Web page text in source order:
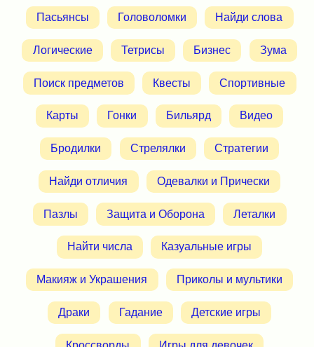
Пасьянсы Головоломки Найди слова
Логические Тетрисы Бизнес Зума
Поиск предметов Квесты Спортивные
Карты Гонки Бильярд Видео
Бродилки Стрелялки Стратегии
Найди отличия Одевалки и Прически
Пазлы Защита и Оборона Леталки
Найти числа Казуальные игры
Макияж и Украшения Приколы и мультики
Драки Гадание Детские игры